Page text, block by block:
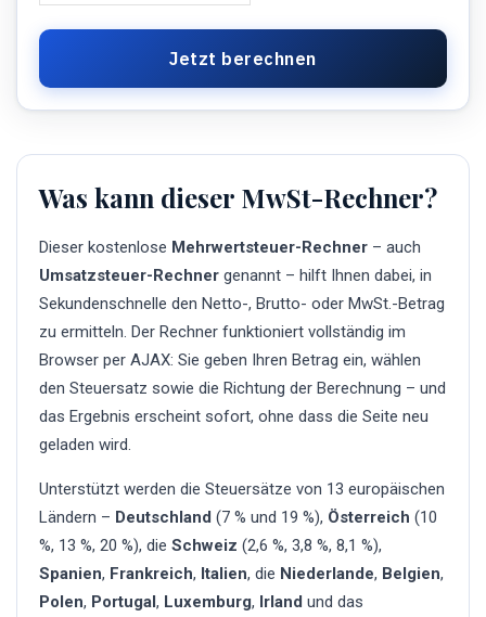
Jetzt berechnen
Was kann dieser MwSt-Rechner?
Dieser kostenlose Mehrwertsteuer-Rechner – auch
Umsatzsteuer-Rechner genannt – hilft Ihnen dabei, in
Sekundenschnelle den Netto-, Brutto- oder MwSt.-Betrag
zu ermitteln. Der Rechner funktioniert vollständig im
Browser per AJAX: Sie geben Ihren Betrag ein, wählen
den Steuersatz sowie die Richtung der Berechnung – und
das Ergebnis erscheint sofort, ohne dass die Seite neu
geladen wird.
Unterstützt werden die Steuersätze von 13 europäischen
Ländern – Deutschland (7 % und 19 %), Österreich (10
%, 13 %, 20 %), die Schweiz (2,6 %, 3,8 %, 8,1 %),
Spanien, Frankreich, Italien, die Niederlande, Belgien,
Polen, Portugal, Luxemburg, Irland und das